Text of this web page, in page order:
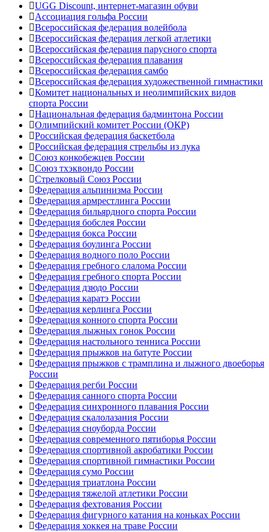
UGG Discount, интернет-магазин обуви
Ассоциация гольфа России
Всероссийская федерация волейбола
Всероссийская федерация легкой атлетики
Всероссийская федерация парусного спорта
Всероссийская федерация плавания
Всероссийская федерация самбо
Всероссийская федерация художественной гимнастики
Комитет национальных и неолимпийских видов
спорта России
Национальная федерация бадминтона России
Олимпийский комитет России (ОКР)
Российская федерация баскетбола
Российская федерация стрельбы из лука
Союз конкобежцев России
Союз тхэквондо России
Стрелковый Союз России
Федерация альпинизма России
Федерация армрестлинга России
Федерация бильярдного спорта России
Федерация бобслея России
Федерация бокса России
Федерация боулинга России
Федерация водного поло России
Федерация гребного слалома России
Федерация гребного спорта России
Федерация дзюдо России
Федерация каратэ России
Федерация керлинга России
Федерация конного спорта России
Федерация лыжных гонок России
Федерация настольного тенниса России
Федерация прыжков на батуте России
Федерация прыжков с трамплина и лыжного двоеборья
России
Федерация регби России
Федерация санного спорта России
Федерация синхронного плавания России
Федерация скалолазания России
Федерация сноуборда России
Федерация современного пятиборья России
Федерация спортивной акробатики России
Федерация спортивной гимнастики России
Федерация сумо России
Федерация триатлона России
Федерация тяжелой атлетики России
Федерация фехтования России
Федерация фигурного катания на коньках России
Федерация хоккея на траве России